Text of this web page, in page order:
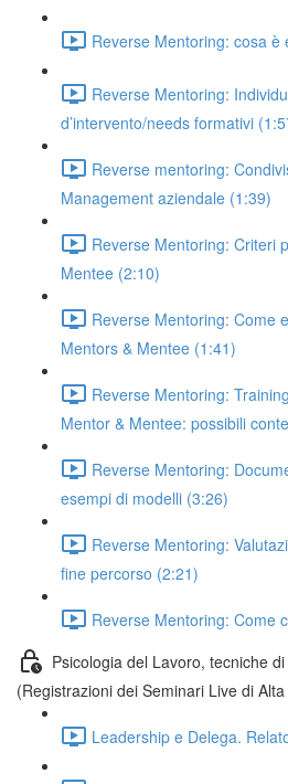
Reverse Mentoring: cosa è
Reverse Mentoring:
d’intervento/needs formativi
Reverse mentoring:
Management aziendale (1:39)
Reverse Mentoring: Criteri
Mentee (2:10)
Reverse Mentoring: Come
Mentors & Mentee (1:41)
Reverse Mentoring:
Mentor & Mentee: possibili
Reverse Mentoring:
esempi di modelli (3:26)
Reverse Mentoring:
fine percorso (2:21)
Reverse Mentoring: Come
Psicologia del Lavoro, tecniche
(Registrazioni dei Seminari Live di
Leadership e Delega.